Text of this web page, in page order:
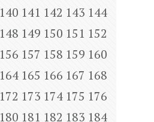
140 141 142 143 144
148 149 150 151 152
156 157 158 159 160
164 165 166 167 168
172 173 174 175 176
180 181 182 183 184